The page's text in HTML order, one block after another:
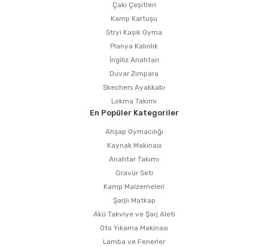
Çakı Çeşitleri
Kamp Kartuşu
Stryi Kaşık Oyma
Planya Kalınlık
İngiliz Anahtarı
Duvar Zımpara
Skechers Ayakkabı
Lokma Takımı
En Popüler Kategoriler
Ahşap Oymacılığı
Kaynak Makinası
Anahtar Takımı
Gravür Seti
Kamp Malzemeleri
Şarjlı Matkap
Akü Takviye ve Şarj Aleti
Oto Yıkama Makinası
Lamba ve Fenerler